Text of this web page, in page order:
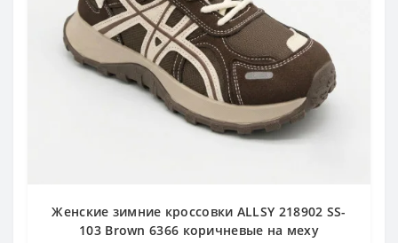
Женские зимние кроссовки ALLSY 218902 SS-
103 Brown 6366 коричневые на меху